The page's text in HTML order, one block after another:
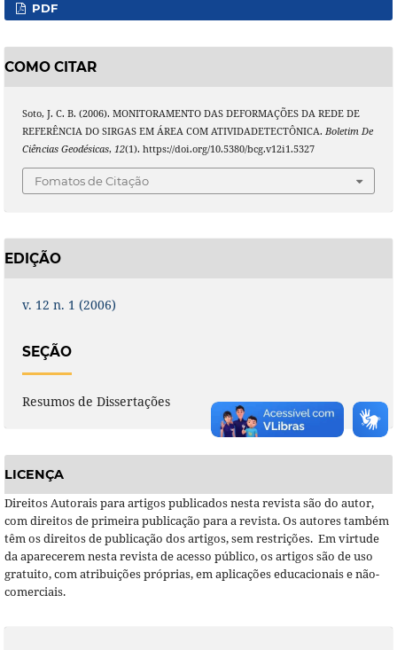
PDF
COMO CITAR
Soto, J. C. B. (2006). MONITORAMENTO DAS DEFORMAÇÕES DA REDE DE
REFERÊNCIA DO SIRGAS EM ÁREA COM ATIVIDADETECTÔNICA. Boletim De
Ciências Geodésicas, 12(1). https://doi.org/10.5380/bcg.v12i1.5327
Fomatos de Citação
EDIÇÃO
v. 12 n. 1 (2006)
SEÇÃO
Resumos de Dissertações
LICENÇA
Direitos Autorais para artigos publicados nesta revista são do autor,
com direitos de primeira publicação para a revista. Os autores também
têm os direitos de publicação dos artigos, sem restrições. Em virtude
da aparecerem nesta revista de acesso público, os artigos são de uso
gratuito, com atribuições próprias, em aplicações educacionais e não-
comerciais.